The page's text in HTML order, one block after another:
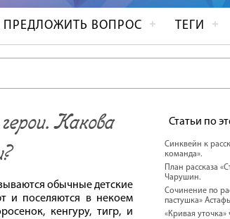
ПРЕДЛОЖИТЬ ВОПРОС ТЕГИ
Какова
обычные детские
и поселяются в некоем
кенгуру, тигр, и
Статьи по
Синквейн к
команда».
План рассказа
Чарушин.
Сочинение по
пастушка»
«Кривая уточка»